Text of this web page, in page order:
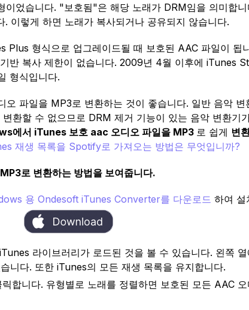
었습니다. "보호됨"은 해당 노래가 DRM임을 의미합니
이렇게 하면 노래가 복사되거나 공유되지 않습니다.
Plus 형식으로 업그레이드될 때 보호된 AAC 파일이 됩
반 복사 제한이 없습니다. 2009년 4월 이후에 iTunes
형식입니다.
파일을 MP3로 변환하는 것이 좋습니다. 일반 음악 변
환할 수 없으므로 DRM 제거 기능이 있는 음악 변환기
에서 iTunes 보호 aac 오디오 파일을 MP3 로 쉽게 변
재생 목록을 Spotify로 가져오는 방법은 무엇입니까?
로 변환하는 방법을 보여줍니다.
용 Ondesoft iTunes Converter를 다운로드 하여 설
라이브러리가 로드된 것을 볼 수 있습니다. 왼쪽 열
니다. 또한 iTunes의 모든 재생 목록을 유지합니다.
합니다. 유형별로 노래를 정렬하면 보호된 모든 AAC